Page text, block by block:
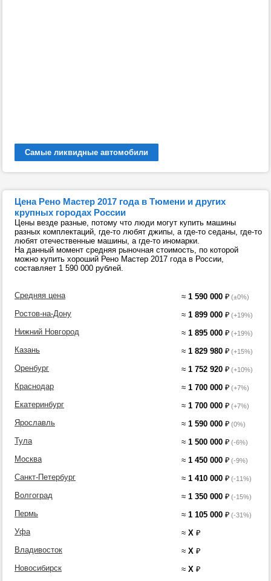
Самые ликвидные автомобили
Цена Рено Мастер 2017 года в Тюмени и других
крупных городах России
Цены везде разные, потому что люди могут купить машины
разных комплектаций, где-то любят джипы, а где-то седаны, где-то
любят отечественные машины, а где-то иномарки.
На данный момент средняя рыночная стоимость, по которой
можно купить хороший Рено Мастер 2017 года в России,
составляет 1 590 000 рублей.
Средняя цена ≈ 1 590 000 ₽ (±0%)
Ростов-на-Дону ≈ 1 899 000 ₽ (+19%)
Нижний Новгород ≈ 1 895 000 ₽ (+19%)
Казань ≈ 1 829 980 ₽ (+15%)
Оренбург ≈ 1 752 920 ₽ (+10%)
Краснодар ≈ 1 700 000 ₽ (+7%)
Екатеринбург ≈ 1 700 000 ₽ (+7%)
Ярославль ≈ 1 590 000 ₽ (0%)
Тула ≈ 1 500 000 ₽ (-6%)
Москва ≈ 1 450 000 ₽ (-9%)
Санкт-Петербург ≈ 1 410 000 ₽ (-11%)
Волгоград ≈ 1 350 000 ₽ (-15%)
Пермь ≈ 1 105 000 ₽ (-31%)
Уфа ≈ X ₽
Владивосток
≈ X ₽
Новосибирск
≈ X ₽